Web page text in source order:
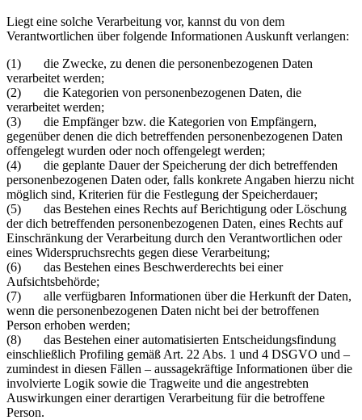
Liegt eine solche Verarbeitung vor, kannst du von dem
Verantwortlichen über folgende Informationen Auskunft verlangen:
(1) die Zwecke, zu denen die personenbezogenen Daten
verarbeitet werden;
(2) die Kategorien von personenbezogenen Daten, die
verarbeitet werden;
(3) die Empfänger bzw. die Kategorien von Empfängern,
gegenüber denen die dich betreffenden personenbezogenen Daten
offengelegt wurden oder noch offengelegt werden;
(4) die geplante Dauer der Speicherung der dich betreffenden
personenbezogenen Daten oder, falls konkrete Angaben hierzu nicht
möglich sind, Kriterien für die Festlegung der Speicherdauer;
(5) das Bestehen eines Rechts auf Berichtigung oder Löschung
der dich betreffenden personenbezogenen Daten, eines Rechts auf
Einschränkung der Verarbeitung durch den Verantwortlichen oder
eines Widerspruchsrechts gegen diese Verarbeitung;
(6) das Bestehen eines Beschwerderechts bei einer
Aufsichtsbehörde;
(7) alle verfügbaren Informationen über die Herkunft der Daten,
wenn die personenbezogenen Daten nicht bei der betroffenen
Person erhoben werden;
(8) das Bestehen einer automatisierten Entscheidungsfindung
einschließlich Profiling gemäß Art. 22 Abs. 1 und 4 DSGVO und –
zumindest in diesen Fällen – aussagekräftige Informationen über die
involvierte Logik sowie die Tragweite und die angestrebten
Auswirkungen einer derartigen Verarbeitung für die betroffene
Person.